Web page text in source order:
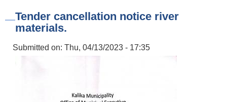
Tender cancellation notice river
materials.
Submitted on: Thu, 04/13/2023 - 17:35